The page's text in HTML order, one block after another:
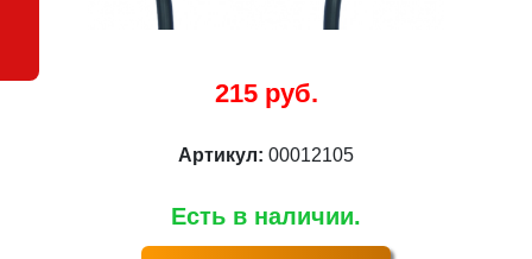
215 руб.
Артикул: 00012105
Есть в наличии.